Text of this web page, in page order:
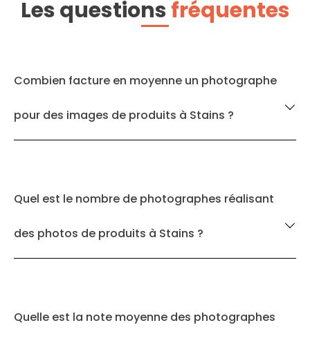
Les questionsfréquentes
Combien facture en moyenne un photographe
pour des images de produits à Stains ?
Quel est le nombre de photographes réalisant
des photos de produits à Stains ?
Quelle est la note moyenne des photographes